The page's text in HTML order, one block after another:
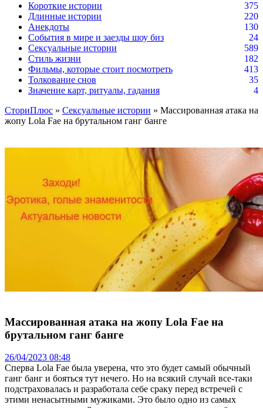
Короткие истории
375
Длинные истории
220
Анекдоты
130
События в мире и заезды шоу биз
24
Сексуальные истории
589
Стиль жизни
182
Фильмы, которые стоит посмотреть
413
Толкование снов
35
Значение карт, ритуалы, гадания
4
СториПлюс » Сексуальные истории » Массированная атака на
жопу Lola Fae на брутальном ганг банге
Массированная атака на жопу Lola Fae на
брутальном ганг банге
26/04/2023 08:48
Сперва Lola Fae была уверена, что это будет самый обычный
ганг банг и бояться тут нечего. Но на всякий случай все-таки
подстраховалась и разработала себе сраку перед встречей с
этими ненасытными мужиками. Это было одно из самых